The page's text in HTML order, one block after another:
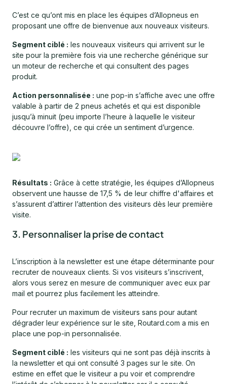
C’est ce qu’ont mis en place les équipes d’Allopneus en
proposant une offre de bienvenue aux nouveaux visiteurs.
Segment ciblé : les nouveaux visiteurs qui arrivent sur le
site pour la première fois via une recherche générique sur
un moteur de recherche et qui consultent des pages
produit.
Action personnalisée : une pop-in s’affiche avec une offre
valable à partir de 2 pneus achetés et qui est disponible
jusqu’à minuit (peu importe l’heure à laquelle le visiteur
découvre l’offre), ce qui crée un sentiment d’urgence.
Résultats : Grâce à cette stratégie, les équipes d’Allopneus
observent une hausse de 17,5 % de leur chiffre d'affaires et
s’assurent d’attirer l’attention des visiteurs dès leur première
visite.
3. Personnaliser la prise de contact
L’inscription à la newsletter est une étape déterminante pour
recruter de nouveaux clients. Si vos visiteurs s’inscrivent,
alors vous serez en mesure de communiquer avec eux par
mail et pourrez plus facilement les atteindre.
Pour recruter un maximum de visiteurs sans pour autant
dégrader leur expérience sur le site, Routard.com a mis en
place une pop-in personnalisée.
Segment ciblé : les visiteurs qui ne sont pas déjà inscrits à
la newsletter et qui ont consulté 3 pages sur le site. On
estime en effet que le visiteur a pu voir et comprendre